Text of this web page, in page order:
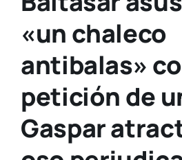
«un chaleco
antibalas»
petición de
Gaspar